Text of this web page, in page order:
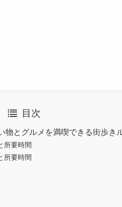
目次
とグルメを満喫できる街歩き
所要時間
所要時間